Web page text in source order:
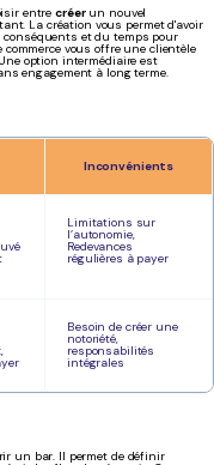
entrecréerun nouvel
La création vous permet d'avoir
et du temps pour
vous offre une clientèle
option intermédiaire est
engagement à long terme.
Inconvénients
Limitations sur
l’autonomie,
Redevances
régulières à payer
Besoin de créer une
notoriété,
responsabilités
intégrales
un bar. Il permet de définir